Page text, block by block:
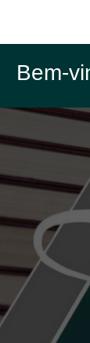
Bem-